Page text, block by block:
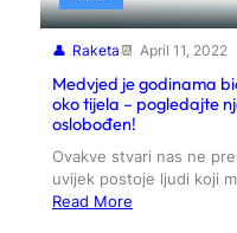
Raketa April 11, 2022
Medvjed je godinama
oko tijela – pogledajte
oslobođen!
Ovakve stvari nas ne
uvijek postoje ljudi koji
Read More